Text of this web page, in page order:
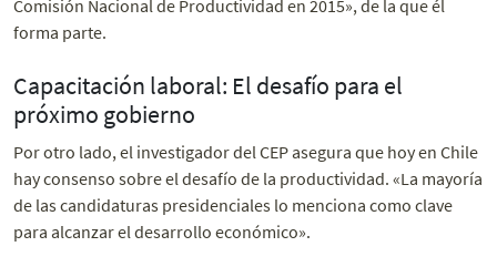
Comisión Nacional de Productividad en 2015», de la que él
forma parte.
Capacitación laboral: El desafío para el
próximo gobierno
Por otro lado, el investigador del CEP asegura que hoy en Chile
hay consenso sobre el desafío de la productividad. «La mayoría
de las candidaturas presidenciales lo menciona como clave
para alcanzar el desarrollo económico».